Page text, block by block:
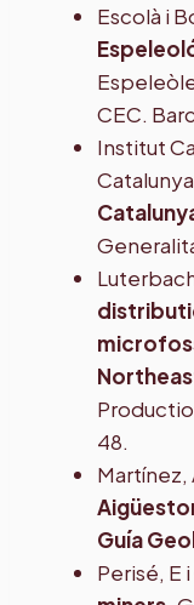
Escolà i
CEC.
Institut
48.
Martínez,
Guía
Perisé, E